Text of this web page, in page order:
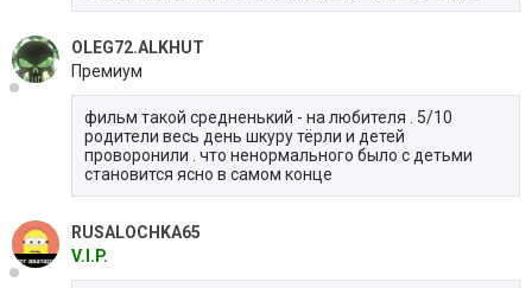
OLEG72.ALKHUT
Премиум
фильм такой средненький - на любителя . 5/10
родители весь день шкуру тёрли и детей
проворонили . что ненормального было с детьми
становится ясно в самом конце
RUSALOCHKA65
V.I.P.